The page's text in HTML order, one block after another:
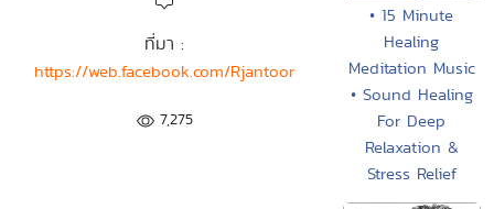
ที่มา :
https://web.facebook.com/Rjantoor
7,275
• 15 Minute
Healing
Meditation Music
• Sound Healing
For Deep
Relaxation &
Stress Relief